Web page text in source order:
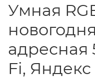
Умная
адресная
Fi,